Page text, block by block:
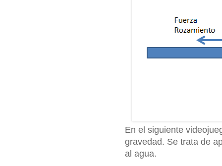
En el siguiente
gravedad. Se trata de
al agua.